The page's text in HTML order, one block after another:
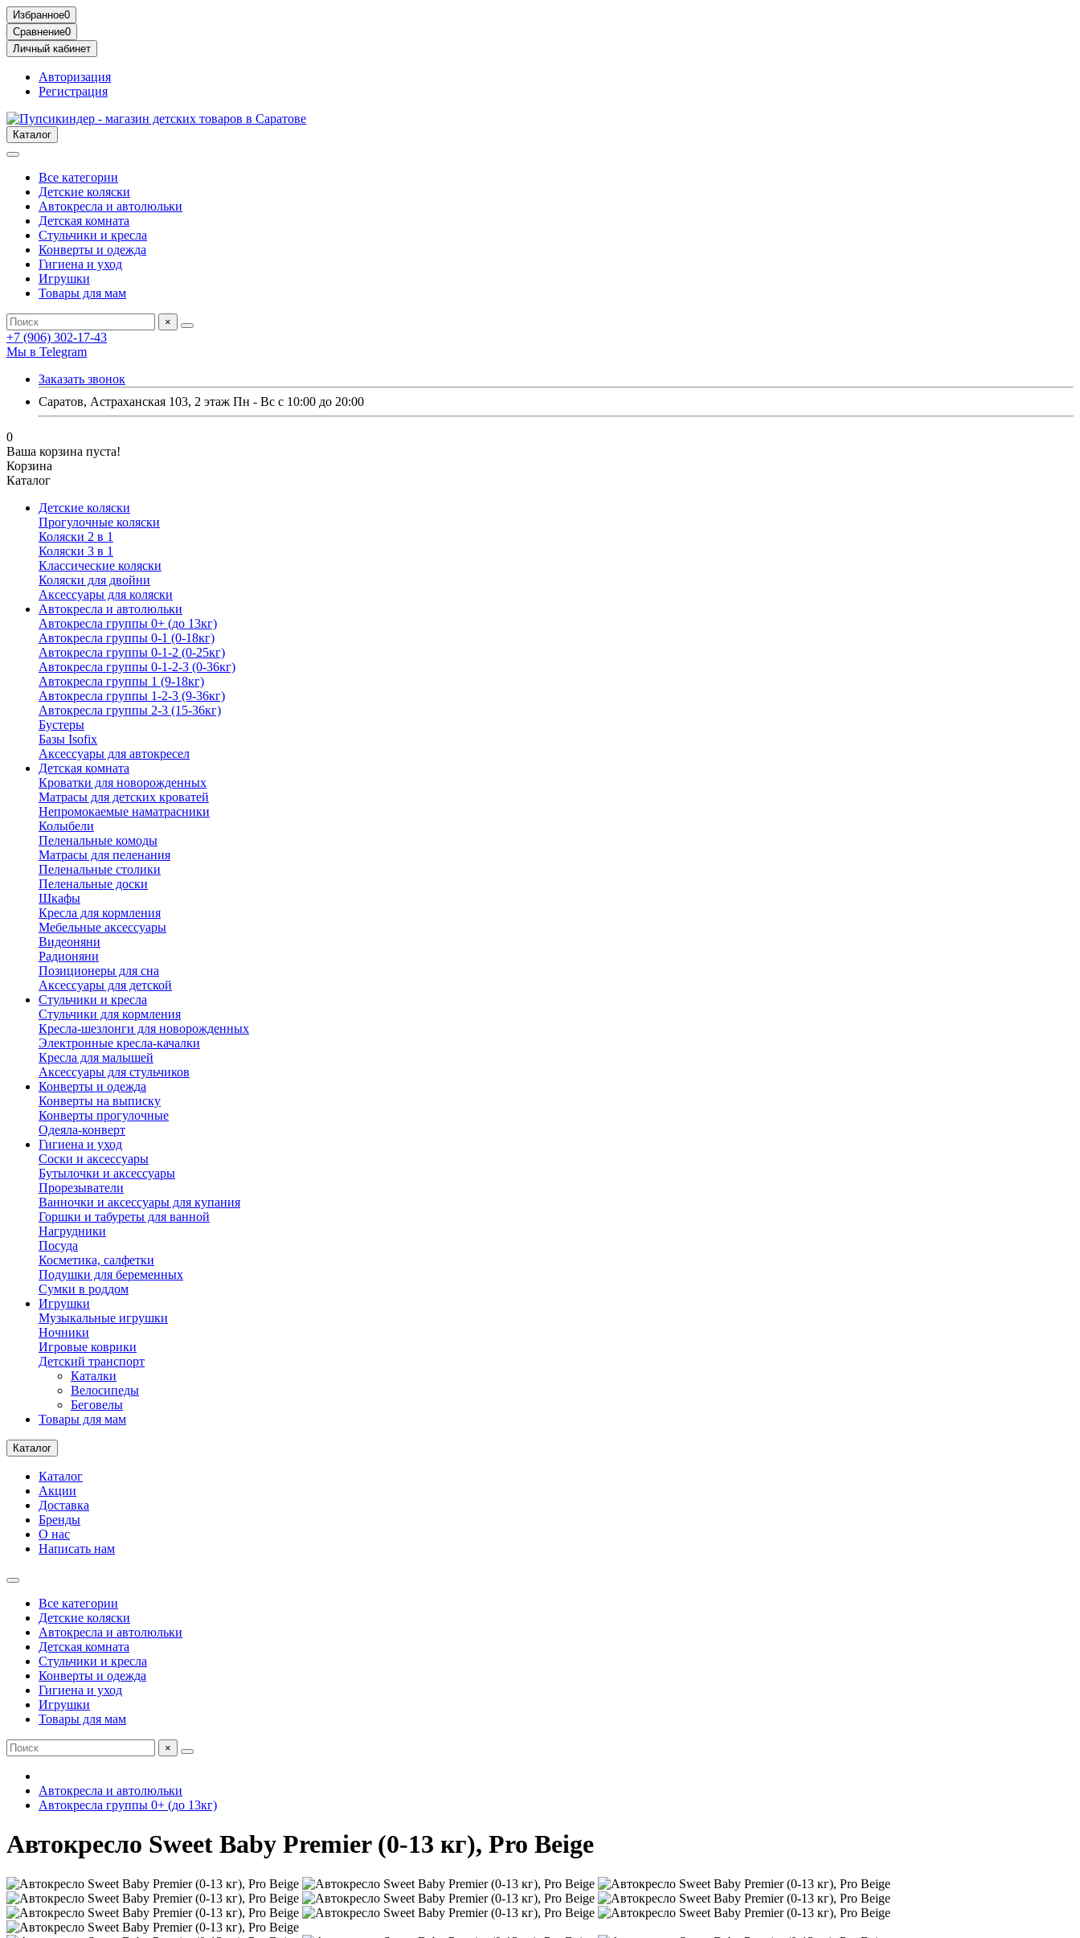
Избранное0
Сравнение0
Личный кабинет
Авторизация
Регистрация
Каталог
Все категории
Детские коляски
Автокресла и автолюльки
Детская комната
Стульчики и кресла
Конверты и одежда
Гигиена и уход
Игрушки
Товары для мам
×
+7 (906) 302-17-43
Мы в Telegram
Заказать звонок
Саратов, Астраханская 103, 2 этаж Пн - Вс с 10:00 до 20:00
0
Ваша корзина пуста!
Корзина
Каталог
Детские коляски
Прогулочные коляски
Коляски 2 в 1
Коляски 3 в 1
Классические коляски
Коляски для двойни
Аксессуары для коляски
Автокресла и автолюльки
Автокресла группы 0+ (до 13кг)
Автокресла группы 0-1 (0-18кг)
Автокресла группы 0-1-2 (0-25кг)
Автокресла группы 0-1-2-3 (0-36кг)
Автокресла группы 1 (9-18кг)
Автокресла группы 1-2-3 (9-36кг)
Автокресла группы 2-3 (15-36кг)
Бустеры
Базы Isofix
Аксессуары для автокресел
Детская комната
Кроватки для новорожденных
Матрасы для детских кроватей
Непромокаемые наматрасники
Колыбели
Пеленальные комоды
Матрасы для пеленания
Пеленальные столики
Пеленальные доски
Шкафы
Кресла для кормления
Мебельные аксессуары
Видеоняни
Радионяни
Позиционеры для сна
Аксессуары для детской
Стульчики и кресла
Стульчики для кормления
Кресла-шезлонги для новорожденных
Электронные кресла-качалки
Кресла для малышей
Аксессуары для стульчиков
Конверты и одежда
Конверты на выписку
Конверты прогулочные
Одеяла-конверт
Гигиена и уход
Соски и аксессуары
Бутылочки и аксессуары
Прорезыватели
Ванночки и аксессуары для купания
Горшки и табуреты для ванной
Нагрудники
Посуда
Косметика, салфетки
Подушки для беременных
Сумки в роддом
Игрушки
Музыкальные игрушки
Ночники
Игровые коврики
Детский транспорт
Каталки
Велосипеды
Беговелы
Товары для мам
Каталог
Каталог
Акции
Доставка
Бренды
О нас
Написать нам
Все категории
Детские коляски
Автокресла и автолюльки
Детская комната
Стульчики и кресла
Конверты и одежда
Гигиена и уход
Игрушки
Товары для мам
×
Автокресла и автолюльки
Автокресла группы 0+ (до 13кг)
Автокресло Sweet Baby Premier (0-13 кг), Pro Beige